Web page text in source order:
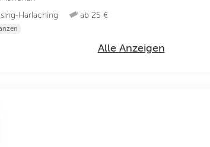
Harlaching
ab 25 €
Alle Anzeigen